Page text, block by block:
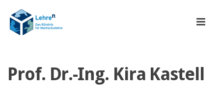
Prof. Dr.-Ing. Kira Kastell